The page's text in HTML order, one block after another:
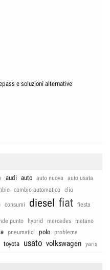
e soluzioni alternative
audi auto auto nuova
auto usata
cambio automatico clio
consumi diesel fiat fiesta
punto hybrid mercedes
metano
pneumatici polo
problema
toyota usato volkswagen yaris